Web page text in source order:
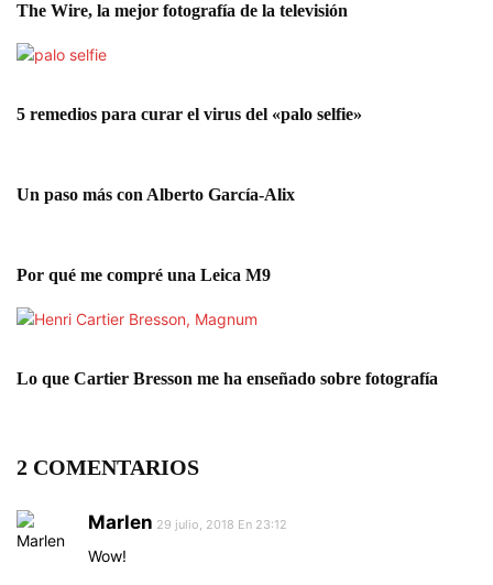
The Wire, la mejor fotografía de la televisión
5 remedios para curar el virus del «palo selfie»
Un paso más con Alberto García-Alix
Por qué me compré una Leica M9
Lo que Cartier Bresson me ha enseñado sobre fotografía
2 COMENTARIOS
Marlen 29 julio, 2018 En 23:12
Wow!